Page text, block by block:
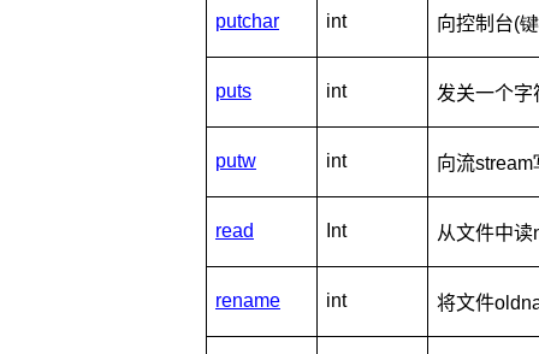
putchar int 向控制台(
puts int 发关一个字
putw int 向流stream
read Int 从文件中读
rename int 将文件